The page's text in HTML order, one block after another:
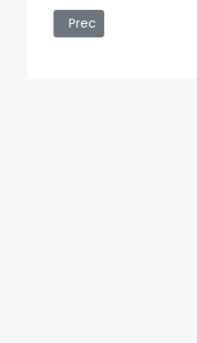
Articolo precedente:
Prec